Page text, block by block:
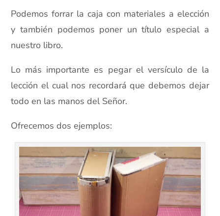
Podemos forrar la caja con materiales a elección
y también podemos poner un título especial a
nuestro libro.
Lo más importante es pegar el versículo de la
lección el cual nos recordará que debemos dejar
todo en las manos del Señor.
Ofrecemos dos ejemplos: